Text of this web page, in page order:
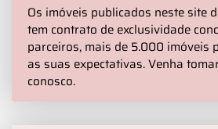
Os imóveis publicados neste site
tem contrato de exclusividade
parceiros, mais de 5.000 imóveis
as suas expectativas. Venha
conosco.